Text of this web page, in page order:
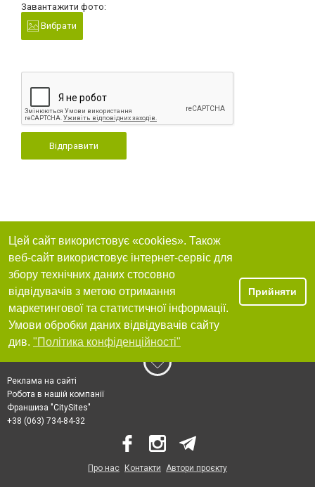
Завантажити фото:
Вибрати
Відправити
Цей сайт використовує «cookies». Також
веб-сайт використовує інтернет-сервіс для
збору технічних даних стосовно
відвідувачів з метою отримання
маркетингової та статистичної інформації.
Умови обробки даних відвідувачів сайту
див. "Політика конфіденційності"
Прийняти
Реклама на сайті
Робота в нашій компанії
Франшиза "CitySites"
+38 (063) 734-84-32
Про нас Контакти Автори проєкту